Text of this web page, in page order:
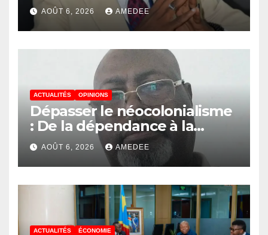
AOÛT 6, 2026 AMEDEE
ACTUALITÉS OPINIONS
Dépasser le néocolonialisme
: De la dépendance à la
continuité souveraine
AOÛT 6, 2026 AMEDEE
ACTUALITÉS ÉCONOMIE